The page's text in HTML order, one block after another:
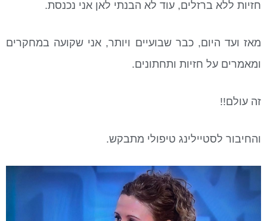
חזיות ללא ברזלים, עוד לא הבנתי לאן אני נכנסת.
מאז ועד היום, כבר שבועיים ויותר, אני שקועה במחקרים
ומאמרים על חזיות ותחתונים.
זה עולם!!
והחיבור לסטיילינג טיפולי מתבקש.